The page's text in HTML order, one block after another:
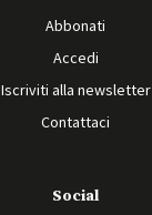
Abbonati
Accedi
Iscriviti alla newsletter
Contattaci
Social